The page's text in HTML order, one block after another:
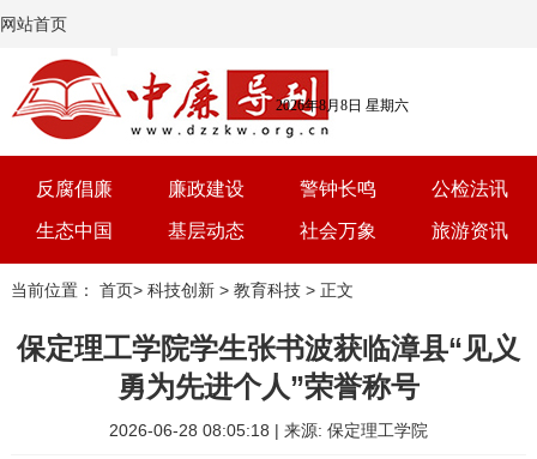
网站首页
2026年8月8日 星期六
反腐倡廉 廉政建设 警钟长鸣 公检法讯
生态中国 基层动态 社会万象 旅游资讯
党建 文选 三农 艺术
当前位置： 首页> 科技创新> 教育科技> 正文
保定理工学院学生张书波获临漳县“见义
勇为先进个人”荣誉称号
2026-06-28 08:05:18 | 来源: 保定理工学院